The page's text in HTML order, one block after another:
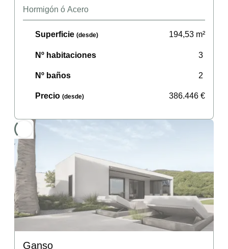
Hormigón ó Acero
Superficie (desde) 194,53 m²
Nº habitaciones 3
Nº baños 2
Precio (desde) 386.446 €
Ganso